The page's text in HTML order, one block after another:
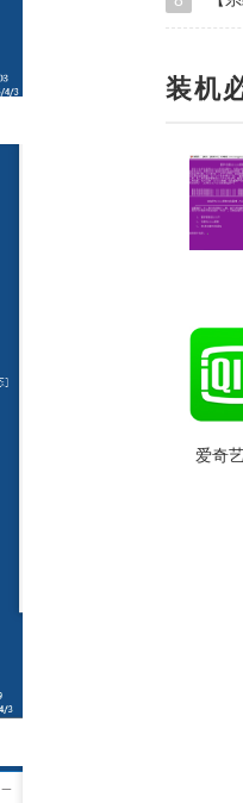
装机
爱奇